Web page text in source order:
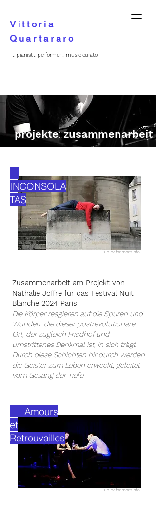
Vittoria
Quartararo
:: pianist :: performer :: music curator
projekte::zusammenarbeit
> click for more info
INCONSOLA
TAS
Zusammenarbeit am Projekt von
Nathalie Joffre für das Festival Nuit
Blanche 2024 Paris
Die Körper reagieren auf die Spuren und
Wunden, die dieser postrevolutionäre
Ort, der zugleich Friedhof und
umstrittenes Denkmal ist, in sich trägt.
Durch diese Schichten hindurch werden
die Geister zum Leben erweckt, geleitet
vom Gesang der Tiefe.
> click for more info
Amours
et
Retrouvailles